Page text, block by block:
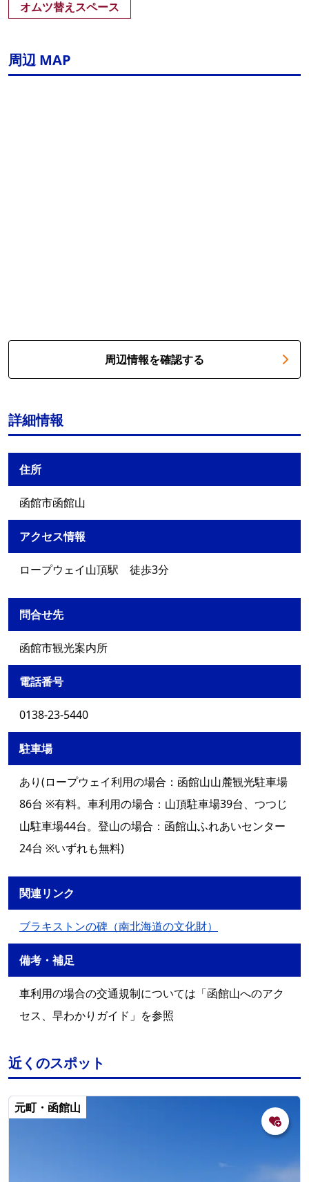
オムツ替えスペース
周辺 MAP
周辺情報を確認する
詳細情報
住所
函館市函館山
アクセス情報
ロープウェイ山頂駅 徒歩3分
問合せ先
函館市観光案内所
電話番号
0138-23-5440
駐車場
あり(ロープウェイ利用の場合：函館山山麓観光駐車場
86台 ※有料。車利用の場合：山頂駐車場39台、つつじ
山駐車場44台。登山の場合：函館山ふれあいセンター
24台 ※いずれも無料)
関連リンク
ブラキストンの碑（南北海道の文化財）
備考・補足
車利用の場合の交通規制については「函館山へのアク
セス、早わかりガイド」を参照
近くのスポット
元町・函館山